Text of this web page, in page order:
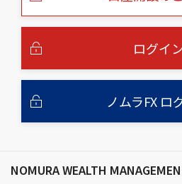
ログイ
ノムラFX ロ
NOMURA WEALTH